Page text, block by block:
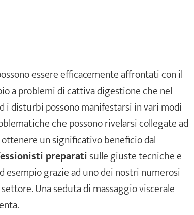
essere efficacemente affrontati con il
a problemi di cattiva digestione che nel
i disturbi possono manifestarsi in vari modi
che possono rivelarsi collegate ad
un significativo beneficio dal
preparatisulle giuste tecniche e
grazie ad uno dei nostri numerosi
Una seduta di massaggio viscerale